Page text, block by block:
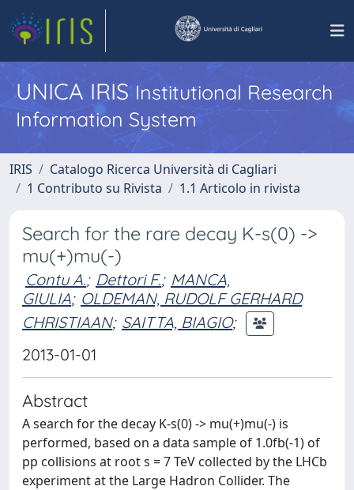
UNICA IRISInstitutional Research
Information System
IRIS
Catalogo Ricerca Università di Cagliari
1 Contributo su Rivista
1.1 Articolo in rivista
Search for the rare decay K-s(0) ->
mu(+)mu(-)
Contu A.; Dettori F.; MANCA,
GIULIA; OLDEMAN, RUDOLF GERHARD
CHRISTIAAN; SAITTA, BIAGIO;
2013-01-01
Abstract
A search for the decay K-s(0) -> mu(+)mu(-) is
performed, based on a data sample of 1.0fb(-1) of
pp collisions at root s = 7 TeV collected by the LHCb
experiment at the Large Hadron Collider. The